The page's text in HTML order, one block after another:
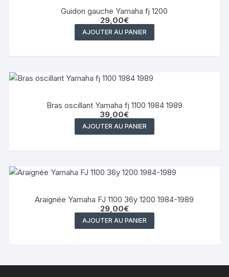
Guidon gauche Yamaha fj 1200
29,00€
AJOUTER AU PANIER
Bras oscillant Yamaha fj 1100 1984 1989
39,00€
AJOUTER AU PANIER
Araignée Yamaha FJ 1100 36y 1200 1984-1989
29,00€
AJOUTER AU PANIER